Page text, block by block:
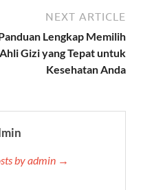
NEXT ARTICLE
Lengkap Memilih
Ahli Gizi yang Tepat untuk
Kesehatan Anda
by admin →